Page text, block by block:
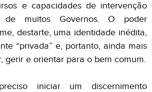
e capacidades de intervenção
de muitos Governos. O poder
destarte, uma identidade inédita,
“privada” e, portanto, ainda mais
gerir e orientar para o bem comum.
iniciar um discernimento